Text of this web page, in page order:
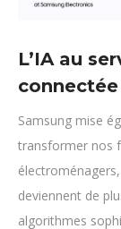
L’IA au
connectée
Samsung mise
transformer nos
deviennent de
algorithmes